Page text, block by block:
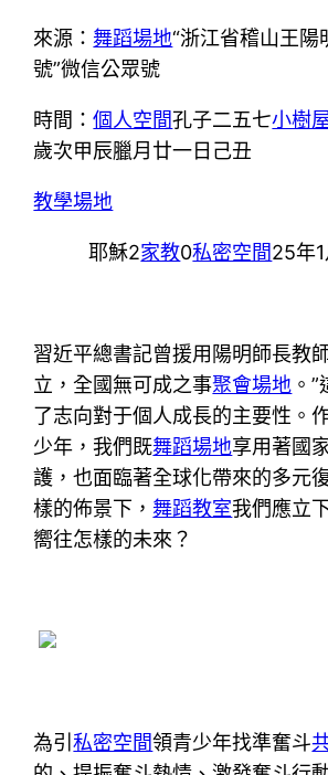
來源： 舞蹈場地“浙江省稽山王陽
號”微信公眾號
時間：個人空間孔子二五七小樹
歲次甲辰臘月廿一日己丑
教學場地
耶穌2家教0私密空間25年
習近平總書記曾援用陽明師長教
立，全國無可成之事聚會場地 。
了志向對于個人成長的主要性。
少年，我們既舞蹈場地享用著國
護，也面臨著全球化帶來的多元
樣的佈景下， 舞蹈教室我們應立
嚮往怎樣的未來？
為引私密空間領青少年找準奮斗